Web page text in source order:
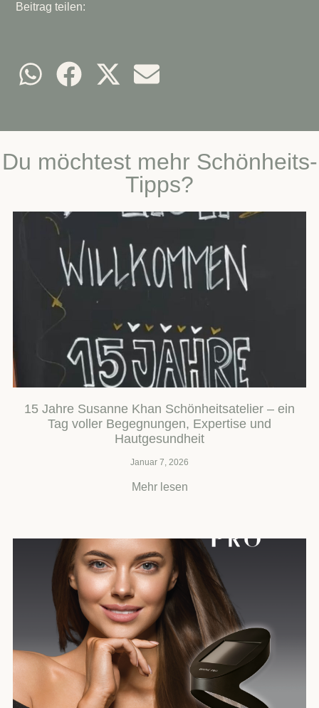
Beitrag teilen:
Du möchtest mehr Schönheits-
Tipps?
15 Jahre Susanne Khan Schönheitsatelier – ein
Tag voller Begegnungen, Expertise und
Hautgesundheit
Januar 7, 2026
Mehr lesen